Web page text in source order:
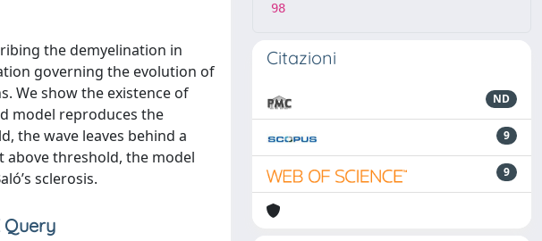
the demyelination in
governing the evolution of
We show the existence of
model reproduces the
the wave leaves behind a
above threshold, the model
sclerosis.
98
Citazioni
ND
9
9